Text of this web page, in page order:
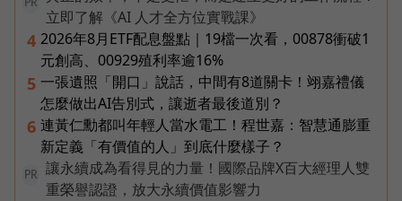
PR
立即了解《AI 人才全方位實戰課》
4 2026年8月ETF配息盤點｜19檔一次看，00878衝破1
元創高、00929殖利率逾16%
5 一張遺照「開口」說話，中間有8道關卡！翊嘉禮儀
怎麼做出AI告別式，讓逝者最後道別？
6 連黃仁勳都叫年輕人當水電工！程世嘉：智慧通膨重
新定義「有價值的人」到底什麼樣子？
PR
讓永續成為看得見的力量！國際品牌X百大經理人雙
重榮譽認證，放大永續價值影響力